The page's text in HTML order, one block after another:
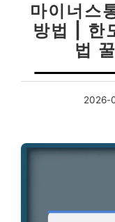
마이너스
방법 | 한
법
2026-